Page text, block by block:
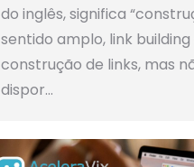
do inglês, significa
sentido amplo, link
construção de links, mas
dispor…